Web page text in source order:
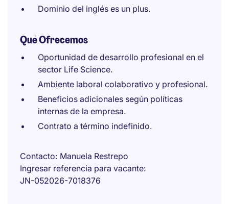
Dominio del inglés es un plus.
Qué Ofrecemos
Oportunidad de desarrollo profesional en el
sector Life Science.
Ambiente laboral colaborativo y profesional.
Beneficios adicionales según políticas
internas de la empresa.
Contrato a término indefinido.
Contacto Manuela Restrepo
Ingresar referencia para vacante
JN-052026-7018376